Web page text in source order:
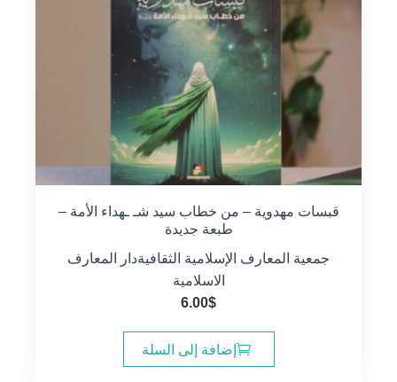
قبسات مهدوية – من خطاب سيد شـ ـهداء الأمة –
طبعة جديدة
جمعية المعارف الإسلامية الثقافيةدار المعارف
الاسلامية
6.00$
إضافة إلى السلة